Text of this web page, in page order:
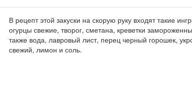
В рецепт этой закуски на скорую руку входят такие
огурцы свежие, творог, сметана, креветки
также вода, лавровый лист, перец черный горошек,
свежий, лимон и соль.